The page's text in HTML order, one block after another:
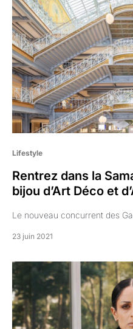
Lifestyle
Rentrez dans la
bijou d’Art Déco et
Le nouveau concurrent des
23 juin 2021